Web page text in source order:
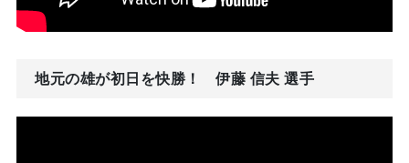
地元の雄が初日を快勝！ 伊藤 信夫 選手